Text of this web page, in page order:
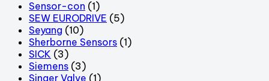
Sensor-con (1)
SEW EURODRIVE (5)
Seyang (10)
Sherborne Sensors (1)
SICK (3)
Siemens (3)
Singer Valve (1)